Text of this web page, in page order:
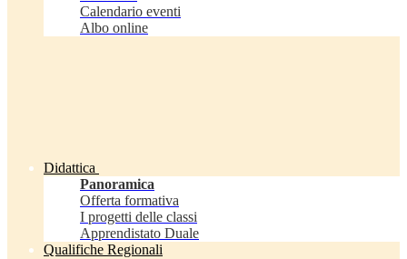
Calendario eventi
Albo online
Didattica
Panoramica
Offerta formativa
I progetti delle classi
Apprendistato Duale
Qualifiche Regionali